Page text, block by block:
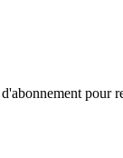
pour